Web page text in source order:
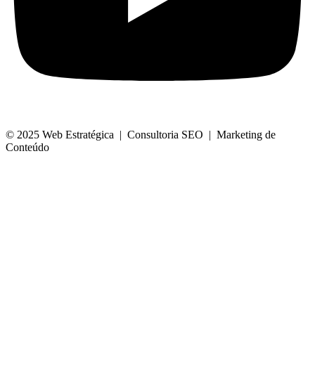
© 2025 Web Estratégica | Consultoria SEO | Marketing de
Conteúdo